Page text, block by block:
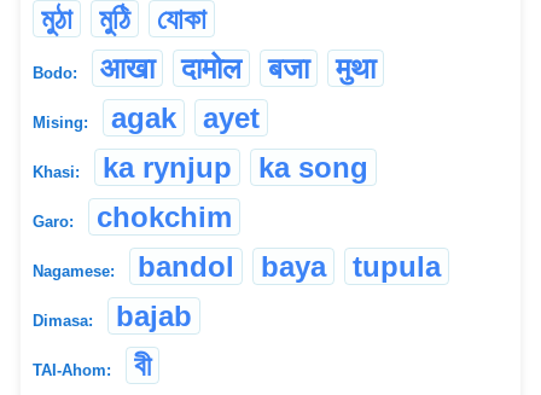
মুঠা মুঠি যোকা
Bodo: आखा दामोल बजा मुथा
Mising: agak ayet
Khasi: ka rynjup ka song
Garo: chokchim
Nagamese: bandol baya tupula
Dimasa: bajab
TAI-Ahom: বী